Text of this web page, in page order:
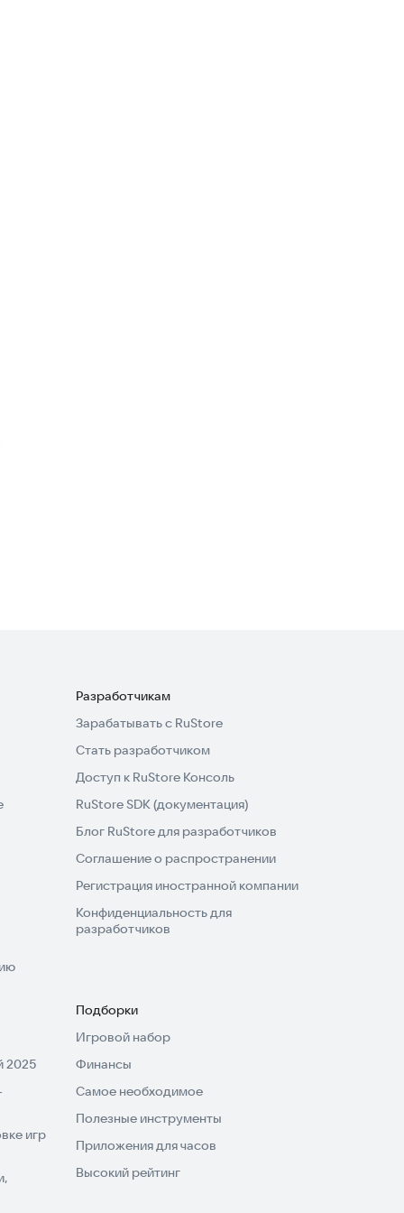
Разработчикам
Зарабатывать с RuStore
Стать разработчиком
Доступ к RuStore Консоль
RuStore SDK (документация)
Блог RuStore для разработчиков
Соглашение о распространении
Регистрация иностранной компании
Конфиденциальность для
разработчиков
2025
игр
Подборки
Игровой набор
Финансы
Самое необходимое
Полезные инструменты
Приложения для часов
Высокий рейтинг